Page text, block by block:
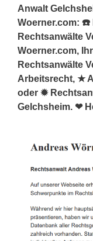
Anwalt
Woerner.com: ☎️
Rechtsanwälte
Woerner.com,
Rechtsanwälte
Arbeitsrecht, ★
oder ✹
Gelchsheim. ❤